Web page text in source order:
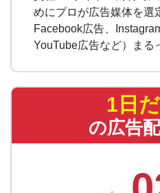
めにプロが広告媒体を選
Facebook広告、
YouTube広告など）まる
1日
の広告